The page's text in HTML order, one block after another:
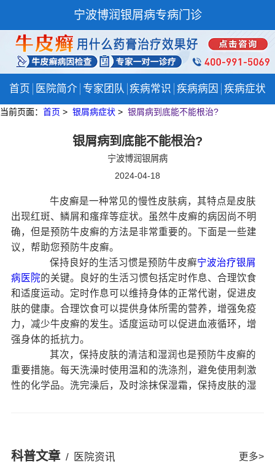
宁波博润银屑病专病门诊
首页 医院简介 专家团队 疾病常识 疾病病因 疾病症状
当前页面： 首页 > 银屑病症状 > 银屑病到底能不能根治?
银屑病到底能不能根治?
宁波博润银屑病
2024-04-18
牛皮癣是一种常见的慢性皮肤病，其特点是皮肤
出现红斑、鳞屑和瘙痒等症状。虽然牛皮癣的病因尚不明
确，但是预防牛皮癣的方法是非常重要的。下面是一些建
议，帮助您预防牛皮癣。
保持良好的生活习惯是预防牛皮癣宁波治疗银屑
病医院的关键。良好的生活习惯包括定时作息、合理饮食
和适度运动。定时作息可以维持身体的正常代谢，促进皮
肤的健康。合理饮食可以提供身体所需的营养，增强免疫
力，减少牛皮癣的发生。适度运动可以促进血液循环，增
强身体的抵抗力。
其次，保持皮肤的清洁和湿润也是预防牛皮癣的
重要措施。每天洗澡时使用温和的洗涤剂，避免使用刺激
性的化学品。洗完澡后，及时涂抹保湿霜，保持皮肤的湿
要方法。过度紧张和压力会导致身体免疫系统的紊乱，增
加牛皮癣的发生风险。因此，要学会放松自己，避免过度
科普文章 / 医院资讯 更多>